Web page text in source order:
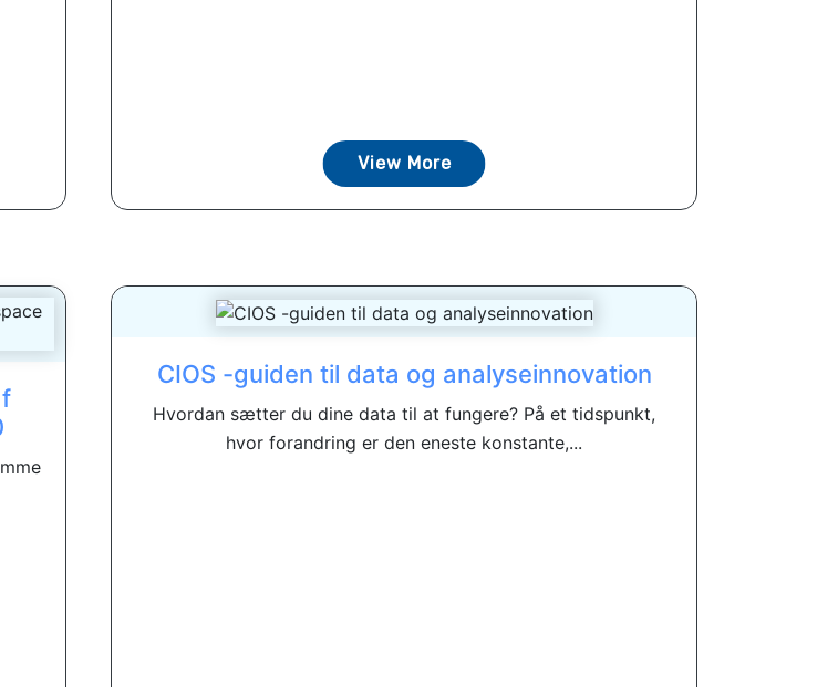
View More
CIOS -guiden til data og analyseinnovation
Hvordan sætter du dine data til at fungere? På et tidspunkt,
hvor forandring er den eneste konstante,...